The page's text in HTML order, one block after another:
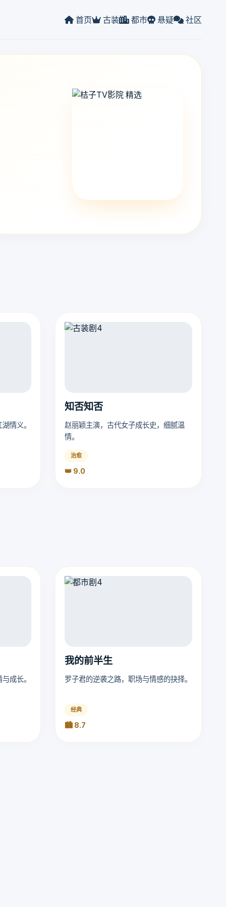
首页 古装 都市 悬疑 社区
情义。
知否知否
赵丽颖主演，古代女子成长史，细腻温
情。
治愈
👑 9.0
成长。
我的前半生
罗子君的逆袭之路，职场与情感的抉择。
经典
🏙️ 8.7